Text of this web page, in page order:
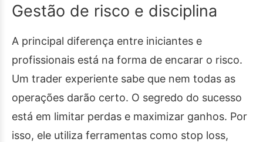
Gestão de risco e disciplina
A principal diferença entre iniciantes e
profissionais está na forma de encarar o risco.
Um trader experiente sabe que nem todas as
operações darão certo. O segredo do sucesso
está em limitar perdas e maximizar ganhos. Por
isso, ele utiliza ferramentas como stop loss,